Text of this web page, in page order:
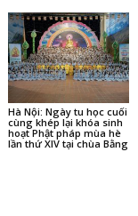
Hà Nội: Ngày tu học cuối
cùng khép lại khóa sinh
hoạt Phật pháp mùa hè
lần thứ XIV tại chùa Bằng